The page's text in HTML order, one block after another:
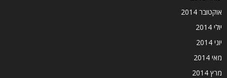
אוקטובר 2014
יולי 2014
יוני 2014
מאי 2014
מרץ 2014